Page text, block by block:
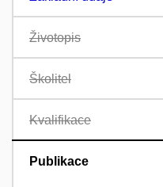
Životopis
Školitel
Kvalifikace
Publikace